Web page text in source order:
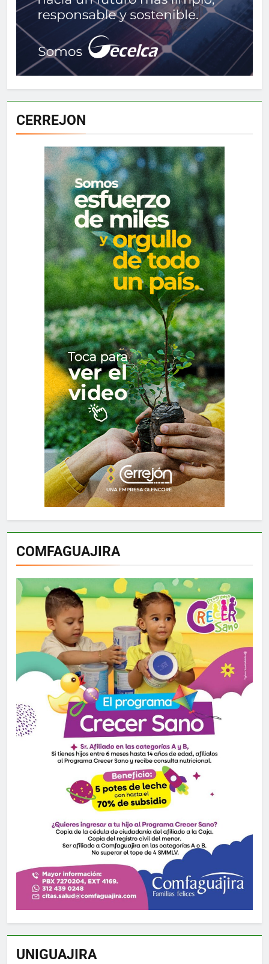
CERREJON
COMFAGUAJIRA
UNIGUAJIRA